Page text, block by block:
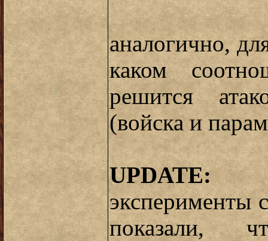
аналогично,
каком
решится
(войска и
UPDATE:
эксперименты
показали,